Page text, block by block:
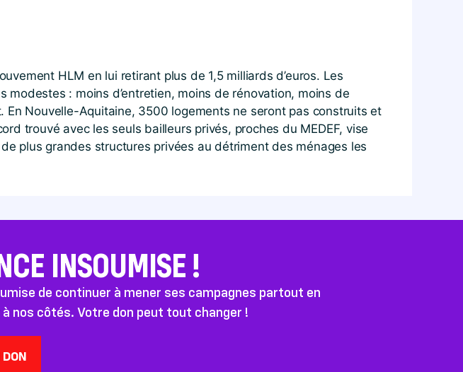
HLM en lui retirant plus de 1,5 milliards d’euros. Les
: moins d’entretien, moins de rénovation, moins de
Nouvelle-Aquitaine, 3500 logements ne seront pas construits et
trouvé avec les seuls bailleurs privés, proches du MEDEF, vise
plus grandes structures privées au détriment des ménages les
INSOUMISE !
de continuer à mener ses campagnes partout en
nos côtés. Votre don peut tout changer !